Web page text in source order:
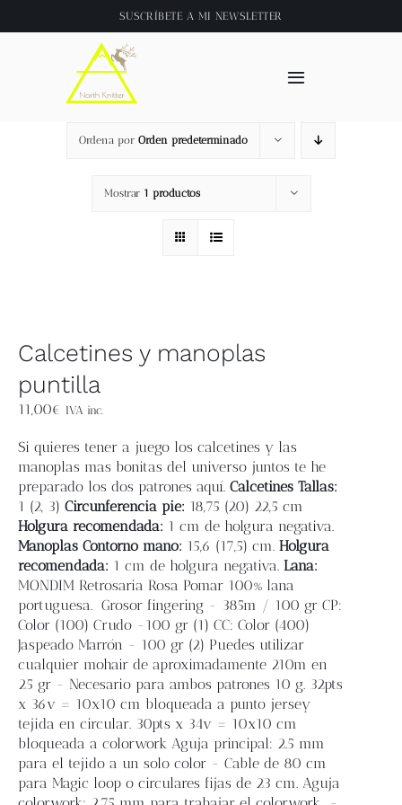
al
SUSCRÍBETE A MI NEWSLETTER
Toggle
Inicio
About
Tienda
Videos
Contacto
Newsletter
Carrito
Mi cuenta
Ordena por Orden predeterminado
Mostrar 1 productos
Calcetines y manoplas
puntilla
11,00€ IVA inc.
Si quieres tener a juego los calcetines y las
manoplas mas bonitas del universo juntos te he
preparado los dos patrones aquí. Calcetines Tallas:
1 (2, 3) Circunferencia pie: 18,75 (20) 22,5 cm
Holgura recomendada: 1 cm de holgura negativa.
Manoplas Contorno mano: 15,6 (17,5) cm. Holgura
recomendada: 1 cm de holgura negativa. Lana:
MONDIM Retrosaria Rosa Pomar 100% lana
portuguesa. Grosor fingering - 385m / 100 gr CP:
Color (100) Crudo -100 gr (1) CC: Color (400)
Jaspeado Marrón - 100 gr (2) Puedes utilizar
cualquier mohair de aproximadamente 210m en
25 gr - Necesario para ambos patrones 10 g. 32pts
x 36v = 10x10 cm bloqueada a punto jersey
tejida en circular. 30pts x 34v = 10x10 cm
bloqueada a colorwork Aguja principal: 2.5 mm
para el tejido a un solo color - Cable de 80 cm
para Magic loop o circulares fijas de 23 cm. Aguja